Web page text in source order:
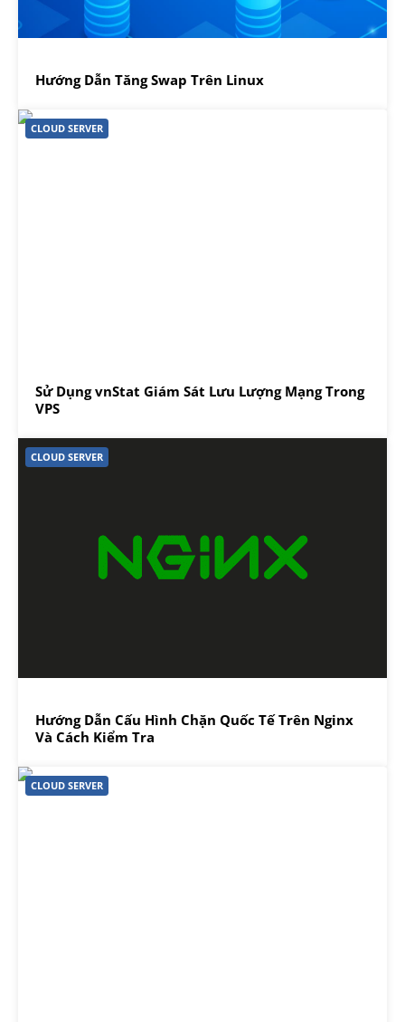
Hướng Dẫn Tăng Swap Trên Linux
CLOUD SERVER
Sử Dụng vnStat Giám Sát Lưu Lượng Mạng Trong
VPS
CLOUD SERVER
Hướng Dẫn Cấu Hình Chặn Quốc Tế Trên Nginx
Và Cách Kiểm Tra
CLOUD SERVER